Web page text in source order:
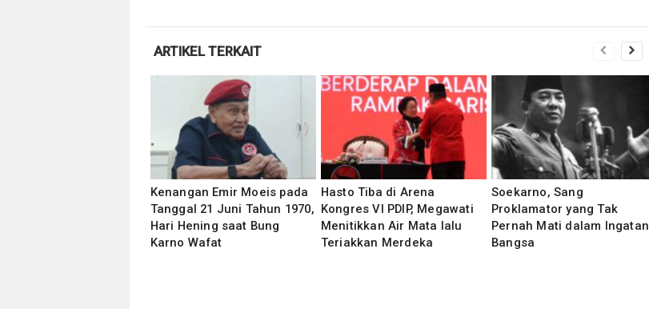
ARTIKEL TERKAIT
Kenangan Emir Moeis pada
Tanggal 21 Juni Tahun 1970,
Hari Hening saat Bung
Karno Wafat
Hasto Tiba di Arena
Kongres VI PDIP, Megawati
Menitikkan Air Mata lalu
Teriakkan Merdeka
Soekarno, Sang
Proklamator yang Tak
Pernah Mati dalam Ingatan
Bangsa